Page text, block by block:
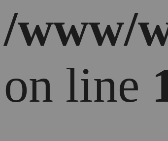
/www/
on line